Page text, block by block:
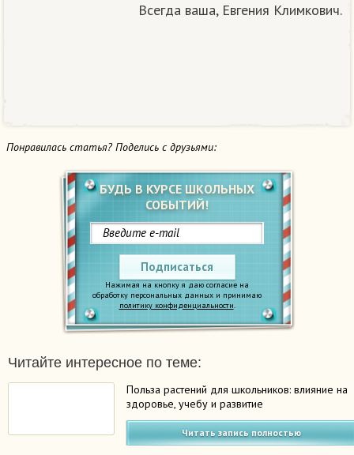
Всегда ваша, Евгения Климкович.
Понравилась статья? Поделись с друзьями:
БУДЬ В КУРСЕ ШКОЛЬНЫХ
СОБЫТИЙ!
Подписаться
Нажимая на кнопку я даю согласие на
обработку персональных данных и принимаю
политику конфиденциальности.
Читайте интересное по теме:
Польза растений для школьников: влияние на
здоровье, учебу и развитие
Читать запись полностью